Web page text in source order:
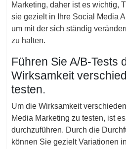
Marketing, daher ist es wichtig,
sie gezielt in Ihre Social Media
um mit der sich ständig
zu halten.
Führen Sie A/B-Tests
Wirksamkeit
testen.
Um die Wirksamkeit
Media Marketing zu testen, ist
durchzuführen. Durch die
können Sie gezielt Variationen